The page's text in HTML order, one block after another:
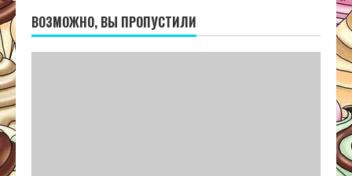
ВОЗМОЖНО, ВЫ ПРОПУСТИЛИ